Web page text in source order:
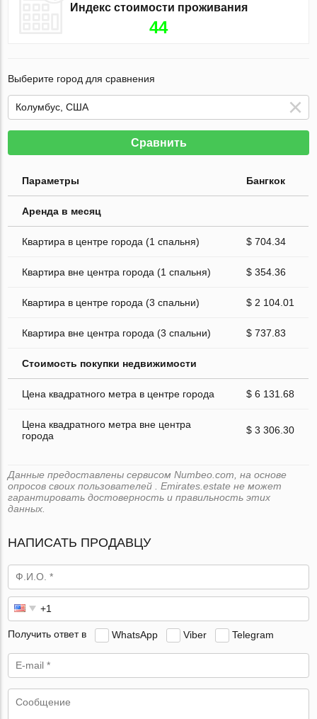
Индекс стоимости проживания
44
Выберите город для сравнения
Сравнить
Параметры Бангкок
Аренда в месяц
Квартира в центре города (1 спальня) $ 704.34
Квартира вне центра города (1 спальня) $ 354.36
Квартира в центре города (3 спальни) $ 2 104.01
Квартира вне центра города (3 спальни) $ 737.83
Стоимость покупки недвижимости
Цена квадратного метра в центре города $ 6 131.68
Цена квадратного метра вне центра
города
$ 3 306.30
Данные предоставлены сервисом Numbeo.com, на основе
опросов своих пользователей . Emirates.estate не может
гарантировать достоверность и правильность этих
данных.
НАПИСАТЬ ПРОДАВЦУ
Получить ответ в WhatsApp Viber Telegram